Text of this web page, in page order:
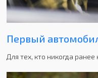
Первый
Для тех, кто никогда